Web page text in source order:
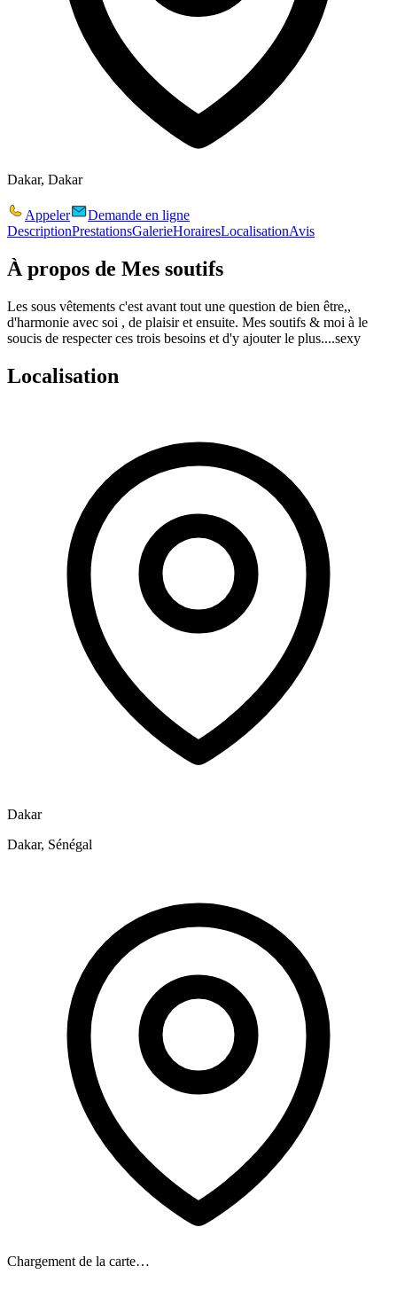
Dakar, Dakar
Appeler
Demande en ligne
DescriptionPrestationsGalerieHorairesLocalisationAvis
À propos de Mes soutifs
Les sous vêtements c'est avant tout une question de bien être,,
d'harmonie avec soi , de plaisir et ensuite. Mes soutifs & moi à le
soucis de respecter ces trois besoins et d'y ajouter le plus....sexy
Localisation
Dakar
Dakar, Sénégal
Chargement de la carte…